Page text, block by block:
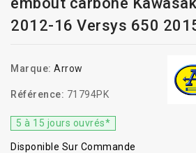
2012-16 Versys 650
Marque: Arrow
Référence: 71794PK
5 à 15 jours ouvrés*
Disponible Sur Commande